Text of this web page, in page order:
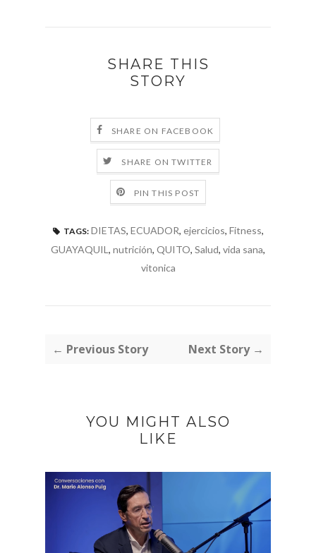
SHARE THIS
STORY
SHARE ON FACEBOOK
SHARE ON TWITTER
PIN THIS POST
TAGS: DIETAS, ECUADOR, ejercicios, Fitness,
GUAYAQUIL , nutrición, QUITO, Salud, vida sana,
vitonica
← Previous Story Next Story →
YOU MIGHT ALSO
LIKE